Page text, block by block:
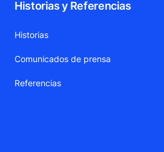
Historias y Referencias
Historias
Comunicados de prensa
Referencias